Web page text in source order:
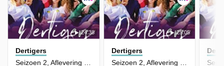
24:38
Dertigers
25:05
Dertigers